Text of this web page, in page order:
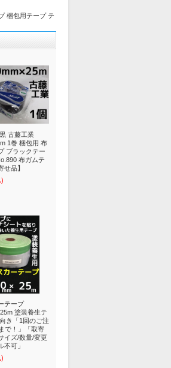
梱包用テープ テ
古藤工業
1巻 梱包用 布
ブラックテー
布ガムテ
せ品】
テープ
塗装養生テ
き「1回のご注
で！」「取寄
イズ/数量/変更
不可」